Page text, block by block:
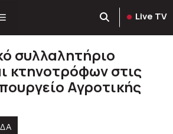
Live TV
συλλαλητήριο
κτηνοτρόφων στις
Αγροτικής